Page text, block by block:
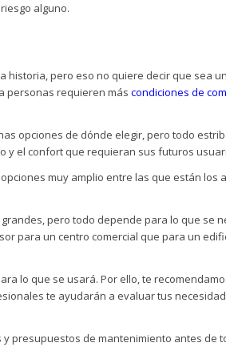
alguno.
historia, pero eso no quiere decir que sea
personas requieren más condiciones de
opciones de dónde elegir, pero todo
y el confort que requieran sus futuros
muy amplio entre las que están los
pero todo depende para lo que se
para un centro comercial que para un
lo que se usará. Por ello, te
te ayudarán a evaluar tus
presupuestos de mantenimiento antes de